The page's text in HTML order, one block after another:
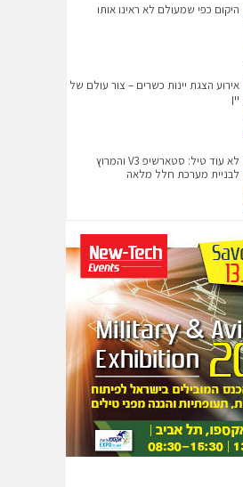
היקום כפי שמעולם לא ראינו אותו
אירוע הצגת יינות כשרים – צור עולם של
יין
לא עוד טיל: סטארשיפ V3 והמרוץ
לבניית מערכת חלל מלאה